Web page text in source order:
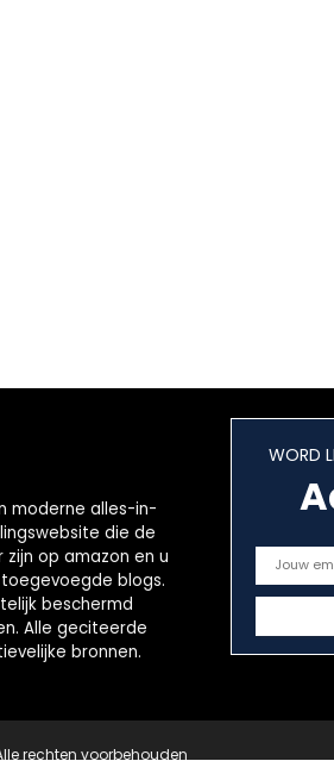
moderne alles-in-
die de
op amazon en u
blogs.
beschermd
Alle geciteerde
bronnen.
WORD
rechten voorbehouden